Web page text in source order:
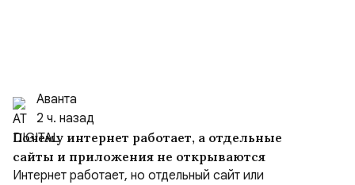
Аванта
2 ч. назад
Почему интернет работает, а отдельные
сайты и приложения не открываются
Интернет работает, но отдельный сайт или